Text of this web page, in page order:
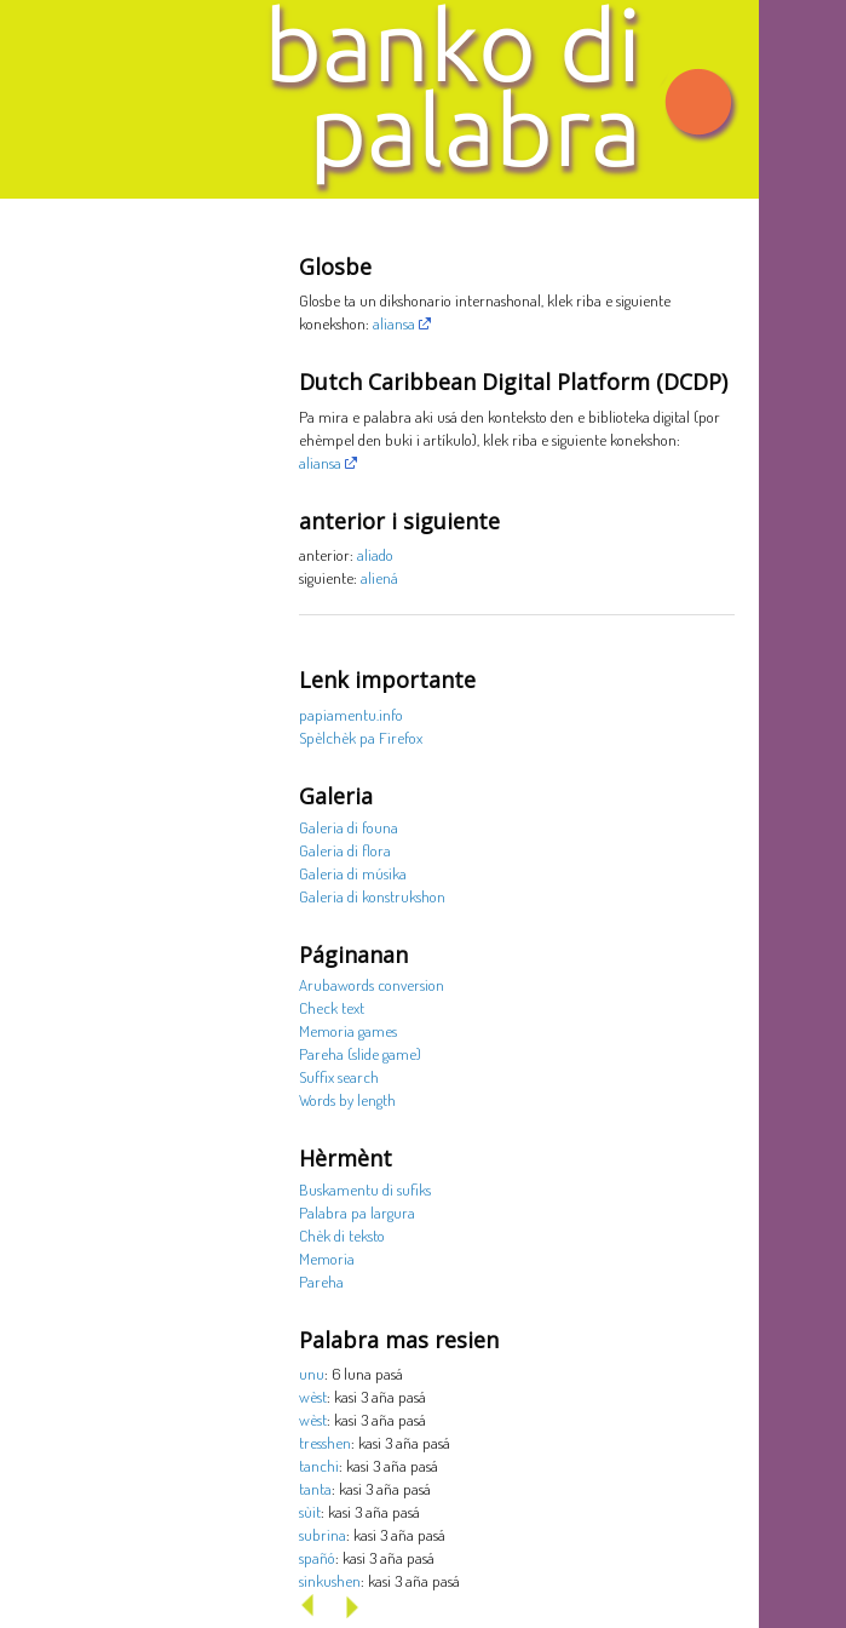
Glosbe
Glosbe ta un dikshonario internashonal, klek riba e siguiente
konekshon: aliansa
Dutch Caribbean Digital Platform (DCDP)
Pa mira e palabra aki usá den konteksto den e biblioteka digital (por
ehèmpel den buki i artíkulo), klek riba e siguiente konekshon:
aliansa
anterior i siguiente
anterior: aliado
siguiente: aliená
Lenk importante
papiamentu.info
Spèlchèk pa Firefox
Galeria
Galeria di founa
Galeria di flora
Galeria di músika
Galeria di konstrukshon
Páginanan
Arubawords conversion
Check text
Memoria games
Pareha (slide game)
Suffix search
Words by length
Hèrmènt
Buskamentu di sufiks
Palabra pa largura
Chèk di teksto
Memoria
Pareha
Palabra mas resien
unu: 6 luna pasá
wèst: kasi 3 aña pasá
wèst: kasi 3 aña pasá
tresshen: kasi 3 aña pasá
tanchi: kasi 3 aña pasá
tanta: kasi 3 aña pasá
sùit: kasi 3 aña pasá
subrina: kasi 3 aña pasá
spañó: kasi 3 aña pasá
sinkushen: kasi 3 aña pasá